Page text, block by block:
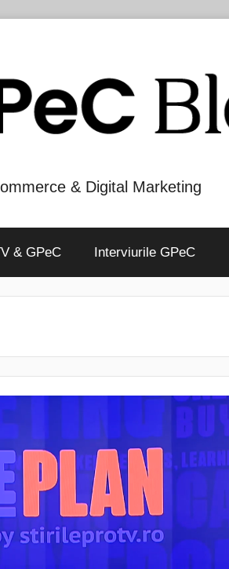
& Digital Marketing
& GPeC Interviurile GPeC